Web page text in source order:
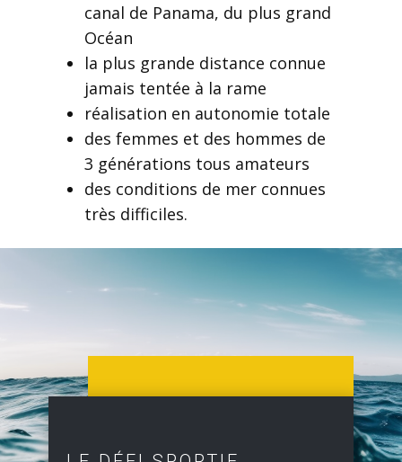
canal de Panama, du plus grand
Océan
la plus grande distance connue
jamais tentée à la rame
réalisation en autonomie totale
des femmes et des hommes de
3 générations tous amateurs
des conditions de mer connues
très difficiles.